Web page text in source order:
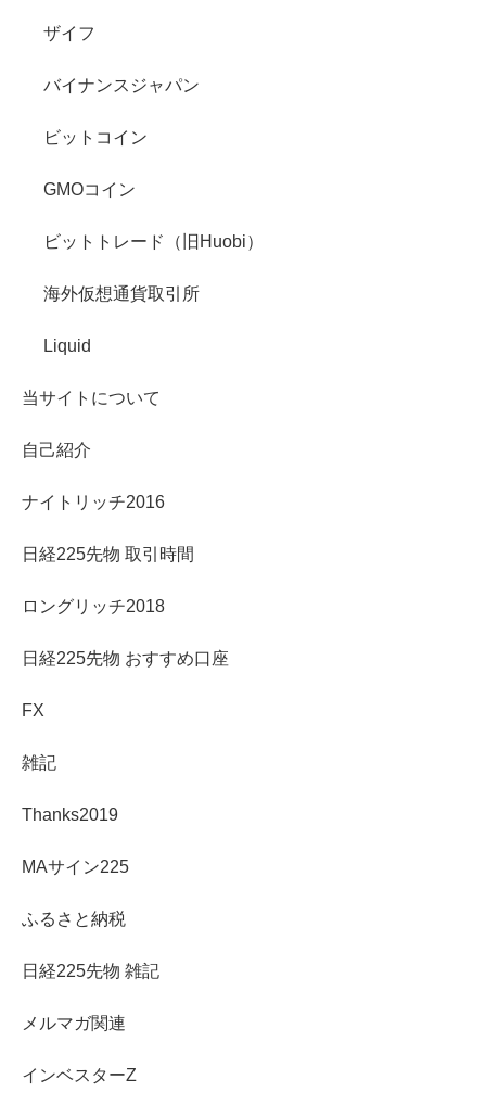
ザイフ
バイナンスジャパン
ビットコイン
GMOコイン
ビットトレード（旧Huobi）
海外仮想通貨取引所
Liquid
当サイトについて
自己紹介
ナイトリッチ2016
日経225先物 取引時間
ロングリッチ2018
日経225先物 おすすめ口座
FX
雑記
Thanks2019
MAサイン225
ふるさと納税
日経225先物 雑記
メルマガ関連
インベスターZ